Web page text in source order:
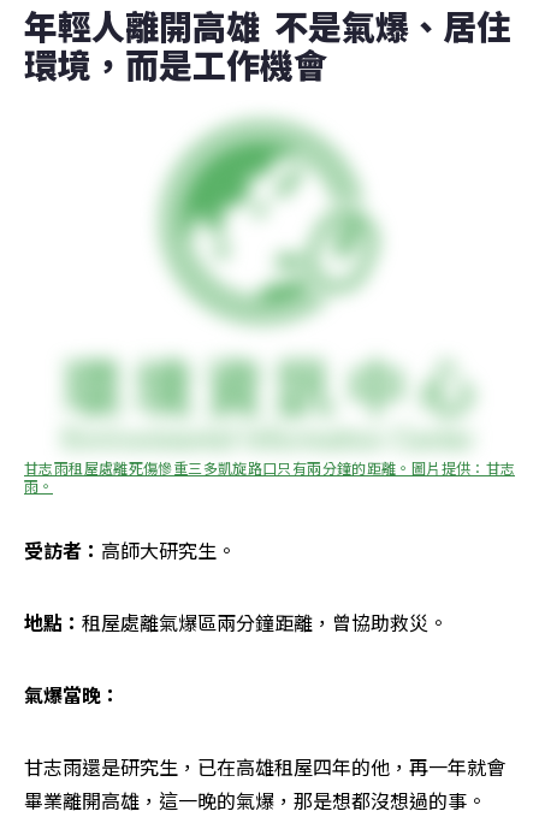
年輕人離開高雄  不是氣爆、居住
環境，而是工作機會
甘志雨租屋處離死傷慘重三多凱旋路口只有兩分鐘的距離。圖片提供：甘志
雨。
受訪者： 高師大研究生。
地點： 租屋處離氣爆區兩分鐘距離，曾協助救災。
氣爆當晚：
甘志雨還是研究生，已在高雄租屋四年的他，再一年就會
畢業離開高雄，這一晚的氣爆，那是想都沒想過的事。